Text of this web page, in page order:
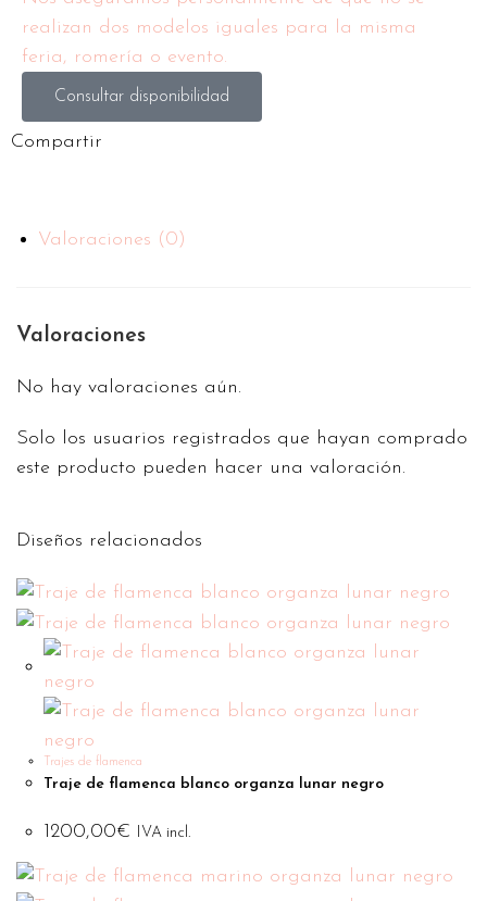
realizan dos modelos iguales para la misma
feria, romería o evento.
Consultar disponibilidad
Compartir
Valoraciones (0)
Valoraciones
No hay valoraciones aún.
Solo los usuarios registrados que hayan comprado
este producto pueden hacer una valoración.
Diseños relacionados
Trajes de flamenca
Traje de flamenca blanco organza lunar negro
1200,00€ IVA incl.